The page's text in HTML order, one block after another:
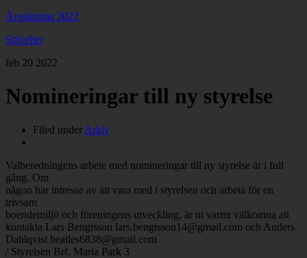
Årsstämma 2022
Solceller
feb 20 2022
Nomineringar till ny styrelse
Filed under Arkiv
Valberedningens arbete med nomineringar till ny styrelse är i full
gång. Om
någon har intresse av att vara med i styrelsen och arbeta för en
trivsam
boendemiljö och föreningens utveckling, är ni varmt välkomna att
kontakta Lars Bengtsson lars.bengtsson14@gmail.com och Anders
Dahlqvist beatles6838@gmail.com
/ Styrelsen Brf. Maria Park 3